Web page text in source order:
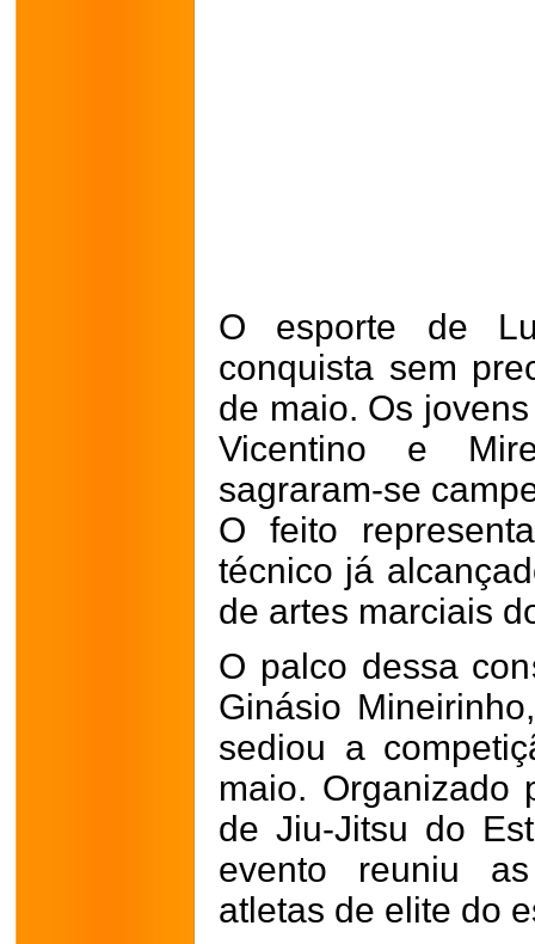
O esporte de
conquista sem
de maio. Os
Vicentino e
sagraram-se
O feito
técnico já
de artes marciais
O palco dessa
Ginásio
sediou a
maio. Organizado
de Jiu-Jitsu do
evento reuniu
atletas de elite do